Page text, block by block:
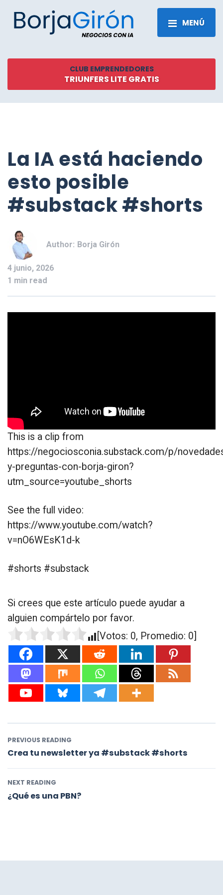
MENÚ
CLUB EMPRENDEDORES
TRIUNFERS LITE GRATIS
La IA está haciendo
esto posible
#substack #shorts
Author: Borja Girón
4 junio, 2026
1 min read
This is a clip from
https://negociosconia.substack.com/p/
y-preguntas-con-borja-giron?
utm_source=youtube_shorts
See the full video:
https://www.youtube.com/watch?
v=nO6WEsK1d-k
#shorts #substack
Si crees que este artículo puede ayudar a
alguien compártelo por favor.
[Votos: 0, Promedio: 0
PREVIOUS READING
Crea tu newsletter ya #substack #shorts
NEXT READING
¿Qué es una PBN?